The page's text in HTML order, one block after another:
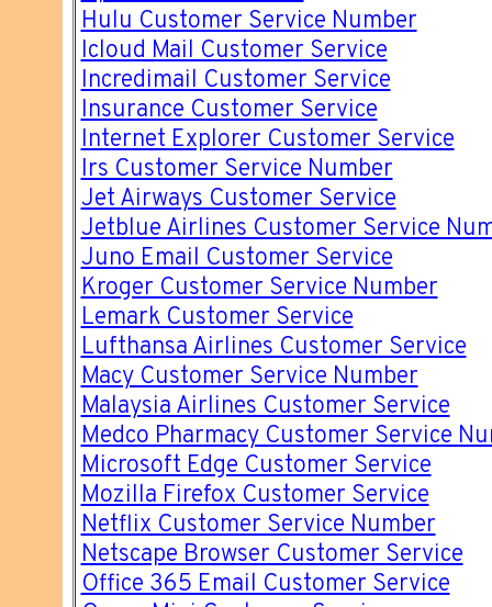
Hulu Customer Service Number
Icloud Mail Customer Service
Incredimail Customer Service
Insurance Customer Service
Internet Explorer Customer Service
Irs Customer Service Number
Jet Airways Customer Service
Jetblue Airlines Customer Service
Juno Email Customer Service
Kroger Customer Service Number
Lemark Customer Service
Lufthansa Airlines Customer Service
Macy Customer Service Number
Malaysia Airlines Customer Service
Medco Pharmacy Customer Service
Microsoft Edge Customer Service
Mozilla Firefox Customer Service
Netflix Customer Service Number
Netscape Browser Customer Service
Office 365 Email Customer Service